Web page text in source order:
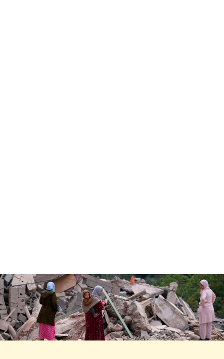
Imagen